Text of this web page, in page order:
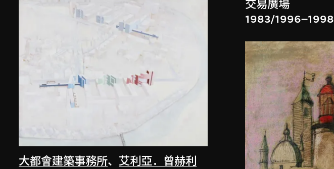
大都會建築事務所、艾利亞．曾赫利
交易廣場
1983/1996–1998